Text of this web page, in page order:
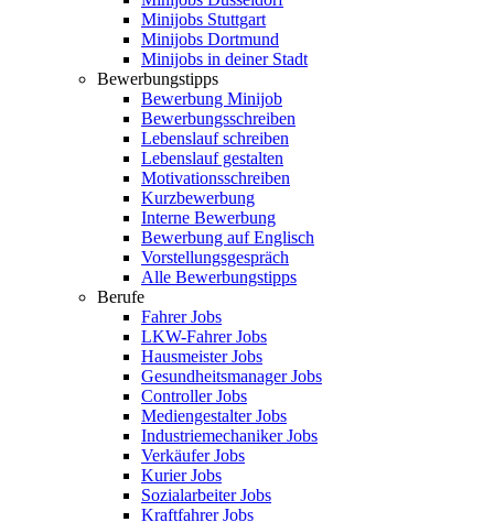
Minijobs Stuttgart
Minijobs Dortmund
Minijobs in deiner Stadt
Bewerbungstipps
Bewerbung Minijob
Bewerbungsschreiben
Lebenslauf schreiben
Lebenslauf gestalten
Motivationsschreiben
Kurzbewerbung
Interne Bewerbung
Bewerbung auf Englisch
Vorstellungsgespräch
Alle Bewerbungstipps
Berufe
Fahrer Jobs
LKW-Fahrer Jobs
Hausmeister Jobs
Gesundheitsmanager Jobs
Controller Jobs
Mediengestalter Jobs
Industriemechaniker Jobs
Verkäufer Jobs
Kurier Jobs
Sozialarbeiter Jobs
Kraftfahrer Jobs